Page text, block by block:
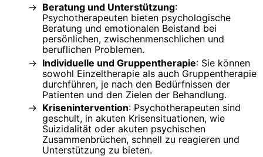
Beratung und Unterstützung:
Psychotherapeuten bieten psychologische
Beratung und emotionalen Beistand bei
persönlichen, zwischenmenschlichen und
beruflichen Problemen.
Individuelle und Gruppentherapie: Sie können
sowohl Einzeltherapie als auch Gruppentherapie
durchführen, je nach den Bedürfnissen der
Patienten und den Zielen der Behandlung.
Krisenintervention: Psychotherapeuten sind
geschult, in akuten Krisensituationen, wie
Suizidalität oder akuten psychischen
Zusammenbrüchen, schnell zu reagieren und
Unterstützung zu bieten.